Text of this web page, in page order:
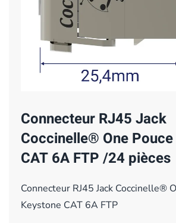
Connecteur RJ45 Jack
Coccinelle® One
CAT 6A FTP /24 pièces
Connecteur RJ45 Jack Coccinelle®
Keystone CAT 6A FTP